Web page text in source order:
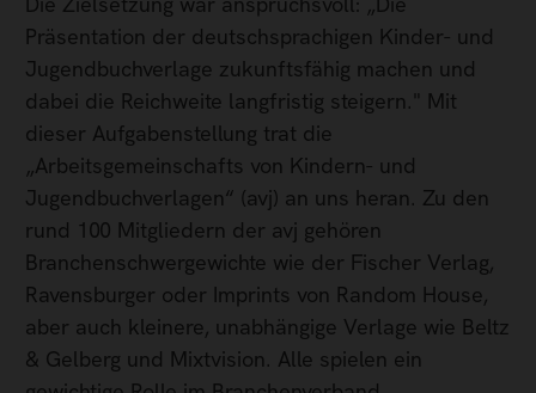
Präsentation der deutschsprachigen Kinder- und
Jugendbuchverlage zukunftsfähig machen und
dabei die Reichweite langfristig steigern." Mit
dieser Aufgabenstellung trat die
„Arbeitsgemeinschafts von Kindern- und
Jugendbuchverlagen“ (avj) an uns heran. Zu den
rund 100 Mitgliedern der avj gehören
Branchenschwergewichte wie der Fischer Verlag,
Ravensburger oder Imprints von Random House,
aber auch kleinere, unabhängige Verlage wie Beltz
& Gelberg und Mixtvision. Alle spielen ein